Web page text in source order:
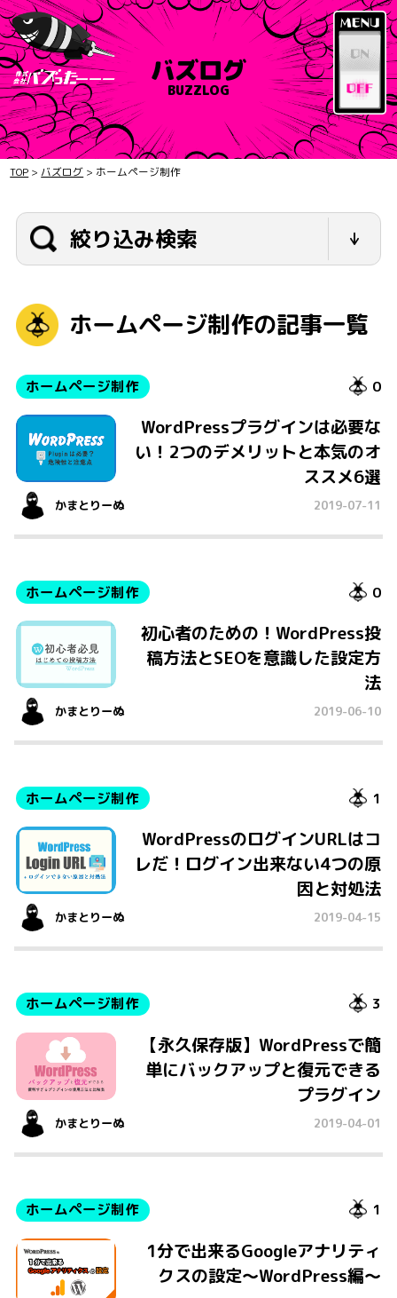
バズログ
BUZZLOG
TOP > バズログ > ホームページ制作
絞り込み検索
ホームページ制作の記事一覧
ホームページ制作
WordPressプラグインは必要な
い！2つのデメリットと本気のオ
ススメ6選
0
かまとりーぬ 2019-07-11
ホームページ制作
初心者のための！WordPress投
稿方法とSEOを意識した設定方
法
0
かまとりーぬ 2019-06-10
ホームページ制作
WordPressのログインURLはコ
レだ！ログイン出来ない4つの原
因と対処法
1
かまとりーぬ 2019-04-15
ホームページ制作
【永久保存版】WordPressで簡
単にバックアップと復元できる
プラグイン
3
かまとりーぬ 2019-04-01
ホームページ制作
1分で出来るGoogleアナリティ
クスの設定〜WordPress編〜
1